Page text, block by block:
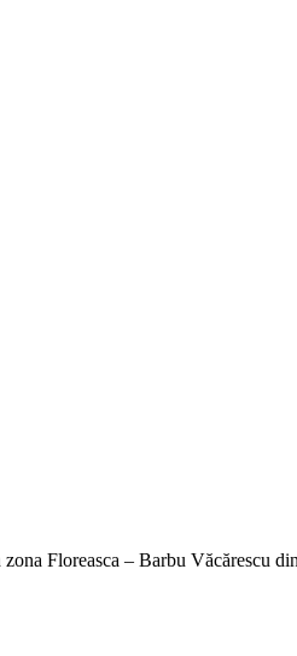
Floreasca – Barbu Văcărescu